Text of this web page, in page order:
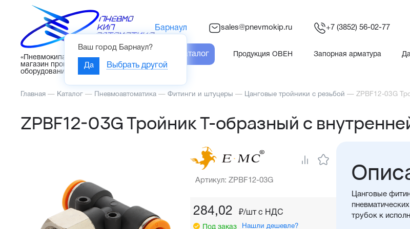
«Пневмокипавтоматика» – интернет-
магазин промышленного
оборудования
Барнаул
Ваш город Барнаул?
Да Выбрать другой
sales@pnevmokip.ru +7 (3852) 56-02-77
Каталог Продукция ОВЕН Запорная арматура
Главная — Каталог — Пневмоавтоматика — Фитинги и штуцеры — Цанговые тройники с резьбой — ZPBF12-03G
ZPBF12-03G Тройник Т-образный с
Артикул: ZPBF12-03G
284,02 ₽/шт c НДС
Под заказ Нашли дешевле?
Цанговые
трубок к